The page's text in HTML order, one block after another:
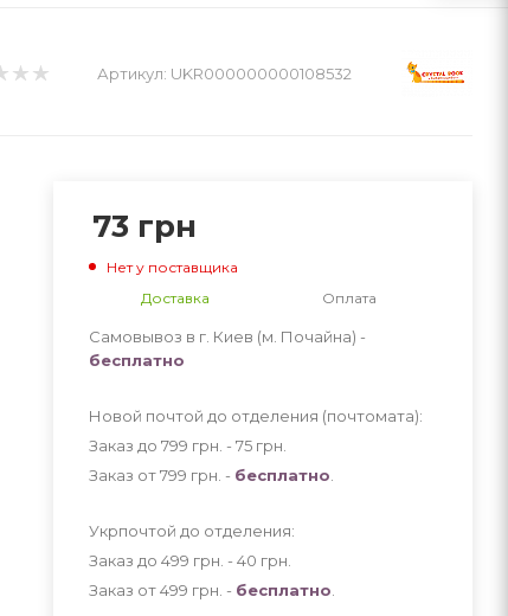
Артикул: UKR000000000108532
73 грн
Нет у поставщика
Доставка
Оплата
Самовывоз в г. Киев (м. Почайна) -
бесплатно
Новой почтой до отделения (почтомата):
Заказ до 799 грн. - 75 грн
Заказ от 799 грн. - бесплатно
Укрпочтой до отделения:
Заказ до 499 грн. - 40 грн
Заказ от 499 грн. - бесплатно